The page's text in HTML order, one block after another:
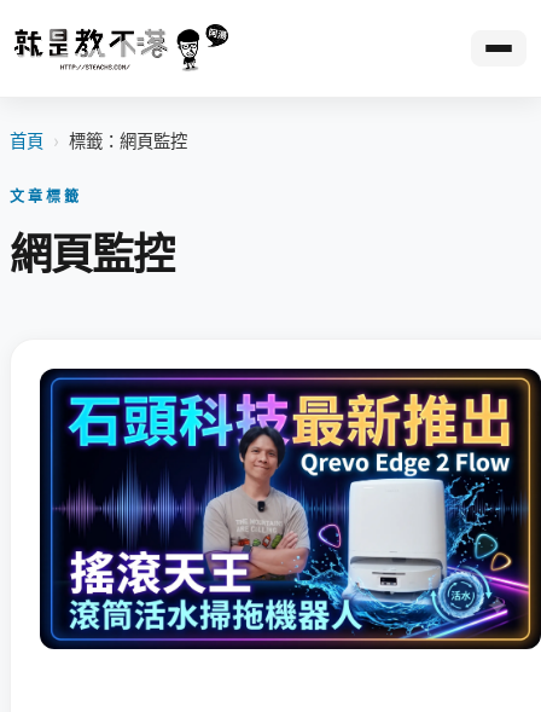
首頁 › 標籤：網頁監控
文章標籤
網頁監控